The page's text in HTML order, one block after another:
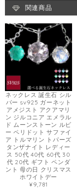
関連商品
ネックレス 誕生石 シル
バー sv925 ガーネット
アメジスト アクアマリ
ン ジルコニア エメラル
ド ムーンストーン ルビ
ー ペリドット サファイ
ア トルマリン トパーズ
タンザナイト レディー
ス 50代 40代 60代 30
代 20代 ギフト ペンダ
ント 母の日 クリスマス
ホワイトデー
¥9,781